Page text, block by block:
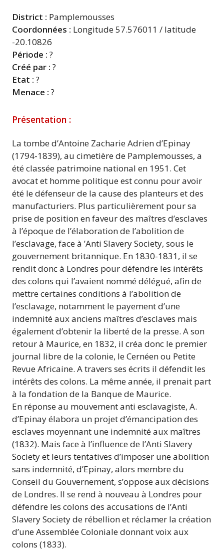
District : Pamplemousses
Coordonnées : Longitude 57.576011 / latitude
-20.10826
Période : ?
Créé par : ?
Etat : ?
Menace : ?
Présentation :
La tombe d’Antoine Zacharie Adrien d’Epinay
(1794-1839), au cimetière de Pamplemousses, a
été classée patrimoine national en 1951. Cet
avocat et homme politique est connu pour avoir
été le défenseur de la cause des planteurs et des
manufacturiers. Plus particulièrement pour sa
prise de position en faveur des maîtres d’esclaves
à l’époque de l’élaboration de l’abolition de
l’esclavage, face à ’Anti Slavery Society, sous le
gouvernement britannique. En 1830-1831, il se
rendit donc à Londres pour défendre les intérêts
des colons qui l’avaient nommé délégué, afin de
mettre certaines conditions à l’abolition de
l’esclavage, notamment le payement d’une
indemnité aux anciens maîtres d’esclaves mais
également d’obtenir la liberté de la presse. A son
retour à Maurice, en 1832, il créa donc le premier
journal libre de la colonie, le Cernéen ou Petite
Revue Africaine. A travers ses écrits il défendit les
intérêts des colons. La même année, il prenait part
à la fondation de la Banque de Maurice.
En réponse au mouvement anti esclavagiste, A.
d’Epinay élabora un projet d’émancipation des
esclaves moyennant une indemnité aux maîtres
(1832). Mais face à l’influence de l’Anti Slavery
Society et leurs tentatives d’imposer une abolition
sans indemnité, d’Epinay, alors membre du
Conseil du Gouvernement, s’oppose aux décisions
de Londres. Il se rend à nouveau à Londres pour
défendre les colons des accusations de l’Anti
Slavery Society de rébellion et réclamer la création
d’une Assemblée Coloniale donnant voix aux
colons (1833).